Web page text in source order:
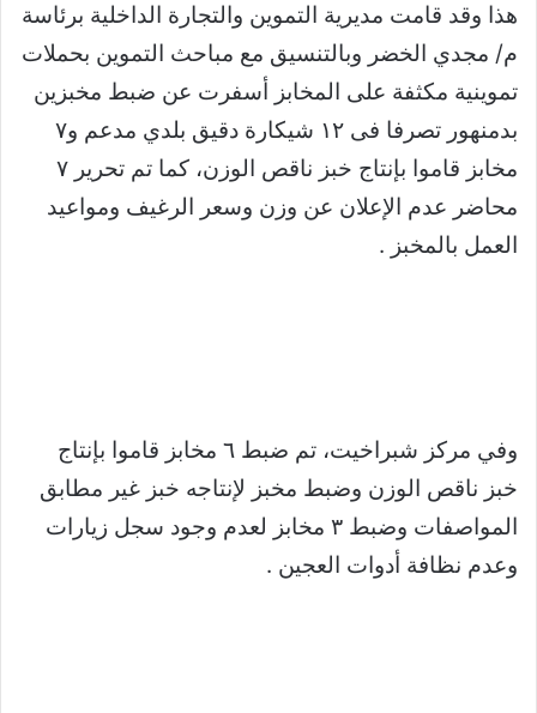
هذا وقد قامت مديرية التموين والتجارة الداخلية برئاسة
م/ مجدي الخضر وبالتنسيق مع مباحث التموين بحملات
تموينية مكثفة على المخابز أسفرت عن ضبط مخبزين
بدمنهور تصرفا فى ١٢ شيكارة دقيق بلدي مدعم و٧
مخابز قاموا بإنتاج خبز ناقص الوزن، كما تم تحرير ٧
محاضر عدم الإعلان عن وزن وسعر الرغيف ومواعيد
العمل بالمخبز .
وفي مركز شبراخيت، تم ضبط ٦ مخابز قاموا بإنتاج
خبز ناقص الوزن وضبط مخبز لإنتاجه خبز غير مطابق
المواصفات وضبط ٣ مخابز لعدم وجود سجل زيارات
وعدم نظافة أدوات العجين .